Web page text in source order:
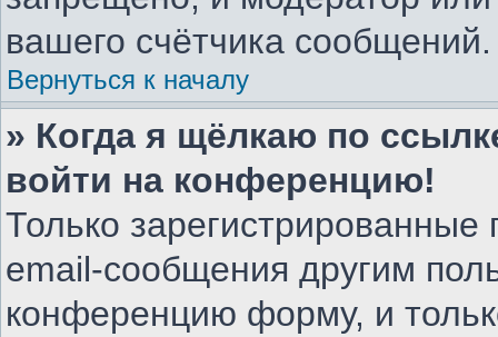
вашего счётчика сообщений.
Вернуться к началу
» Когда я щёлкаю по
войти на конференцию!
Только зарегистрированные
email-сообщения другим
конференцию форму, и